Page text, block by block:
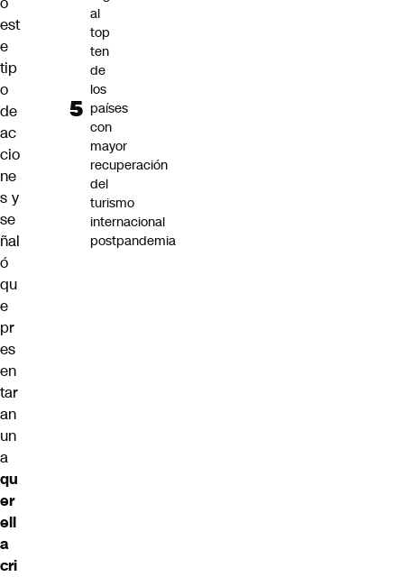
est
e
tip
o
de
ac
cio
ne
s y
se
ñal
ó
qu
e
pr
es
en
tar
an
un
a
qu
er
ell
a
cri
al
top
ten
de
los
países
con
mayor
recuperación
del
turismo
internacional
postpandemia